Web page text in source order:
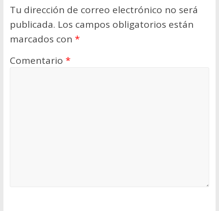
Tu dirección de correo electrónico no será
publicada. Los campos obligatorios están
marcados con *
Comentario *